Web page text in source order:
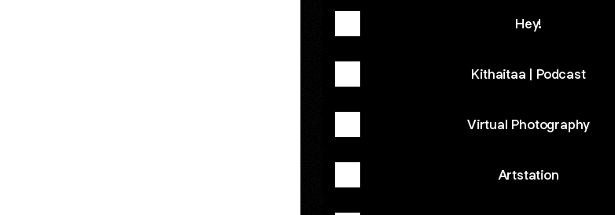
Hey!
Kithaitaa | Podcast
Virtual Photography
Artstation